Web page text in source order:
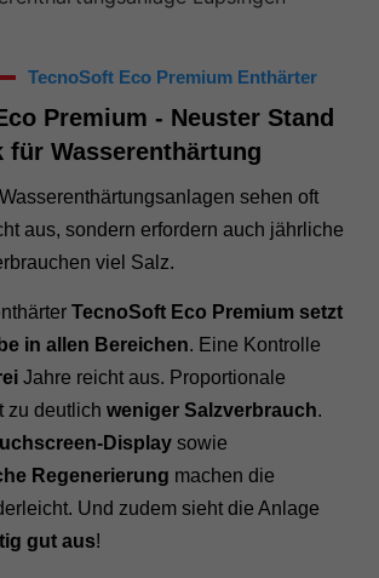
TecnoSoft Eco Premium Enthärter
Premium - Neuster Stand
für Wasserenthärtung
sehen oft
aus, sondern erfordern auch jährliche
viel Salz.
TecnoSoft Eco Premium setzt
in allen Bereichen. Eine Kontrolle
Jahre reicht aus. Proportionale
zu deutlich weniger Salzverbrauch.
Displaysowie
Regenerierung machen die
Und zudem sieht die Anlage
gut aus!